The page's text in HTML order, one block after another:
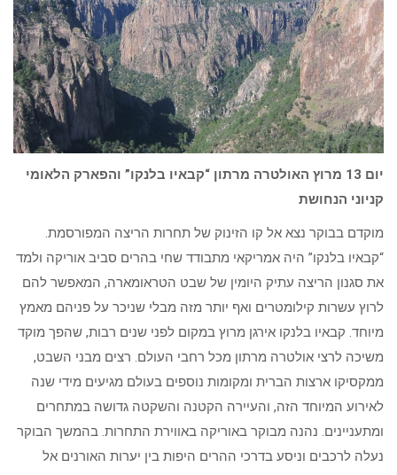
יום 13 מרוץ האולטרה מרתון “קבאיו בלנקו” והפארק הלאומי
קניוני הנחושת
מוקדם בבוקר נצא אל קו הזינוק של תחרות הריצה המפורסמת.
“קבאיו בלנקו” היה אמריקאי מתבודד שחי בהרים סביב אוריקה ולמד
את סגנון הריצה עתיק היומין של שבט הטראומארה, המאפשר להם
לרוץ עשרות קילומטרים ואף יותר מזה מבלי שניכר על פניהם מאמץ
מיוחד. קבאיו בלנקו אירגן מרוץ במקום לפני שנים רבות, שהפך מוקד
משיכה לרצי אולטרה מרתון מכל רחבי העולם. רצים מבני השבט,
ממקסיקו ארצות הברית ומקומות נוספים בעולם מגיעים מידי שנה
לאירוע המיוחד הזה, והעיירה הקטנה והשקטה גדושה במתחרים
ומתעניינים. נהנה מבוקר באוריקה באווירת התחרות. בהמשך הבוקר
נעלה לרכבים וניסע בדרכי ההרים היפות בין יערות האורנים אל